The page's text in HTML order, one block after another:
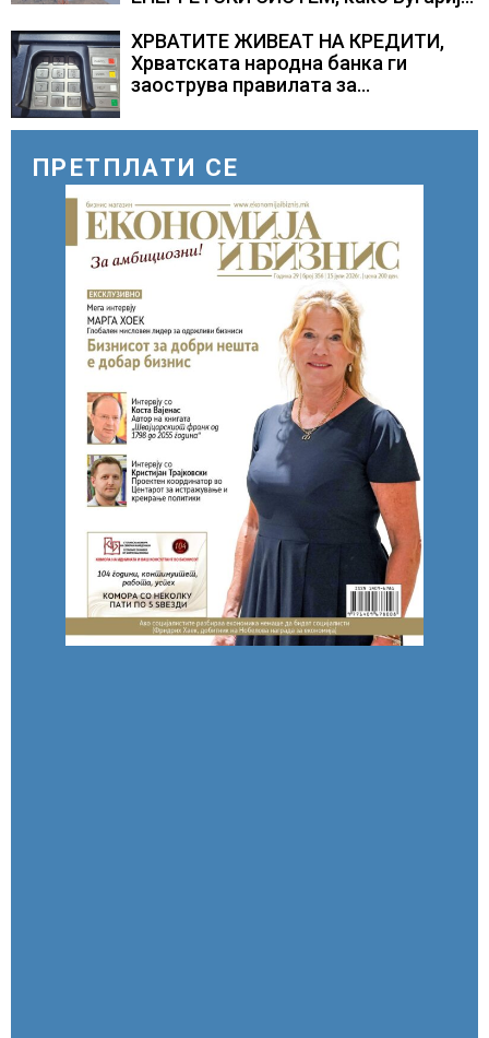
складирање на енергија од батерии
ХРВАТИТЕ ЖИВЕАТ НА КРЕДИТИ,
Хрватската народна банка ги
заострува правилата за
зголемени ризици во финансискиот
ПРЕТПЛАТИ СЕ